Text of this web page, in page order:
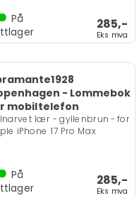
285,-
Eks mva
På
- Lommebok
mobiltelefon
lær - gyllenbrun - for
iPhone 17 Pro Max
285,-
Eks mva
På